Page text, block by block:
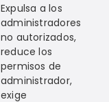
Expulsa a los
administradores
no autorizados,
reduce los
permisos de
administrador,
exige